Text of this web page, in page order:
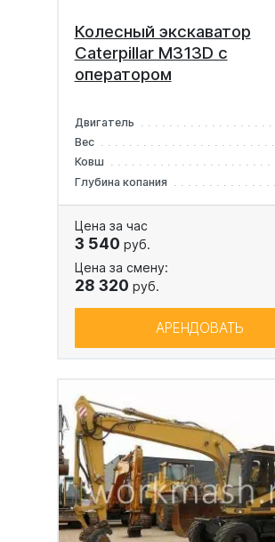
Колесный экскаватор
Caterpillar M313D с
оператором
Двигатель
Вес
Ковш
Глубина копания
Цена за час
3 540 руб.
Цена за смену:
28 320 руб.
АРЕНДОВАТЬ